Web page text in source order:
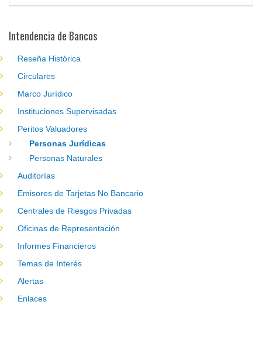
Intendencia de Bancos
Reseña Histórica
Circulares
Marco Jurídico
Instituciones Supervisadas
Peritos Valuadores
Personas Jurídicas
Personas Naturales
Auditorías
Emisores de Tarjetas No Bancario
Centrales de Riesgos Privadas
Oficinas de Representación
Informes Financieros
Temas de Interés
Alertas
Enlaces